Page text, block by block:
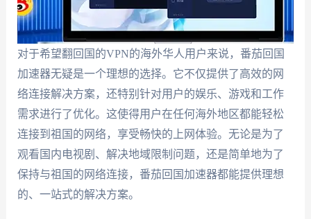
对于希望翻回国的VPN的海外华人用户来说，番茄回国
加速器无疑是一个理想的选择。它不仅提供了高效的网
络连接解决方案，还特别针对用户的娱乐、游戏和工作
需求进行了优化。这使得用户在任何海外地区都能轻松
连接到祖国的网络，享受畅快的上网体验。无论是为了
观看国内电视剧、解决地域限制问题，还是简单地为了
保持与祖国的网络连接，番茄回国加速器都能提供理想
的、一站式的解决方案。